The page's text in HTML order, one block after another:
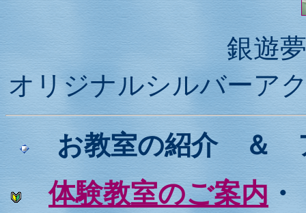
銀遊
オリジナルシルバーア
お教室の紹介 ＆
体験教室のご案内